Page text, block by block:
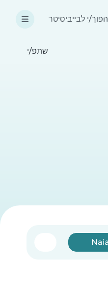
הפוך/י לבייביסיטר
שתפ/י